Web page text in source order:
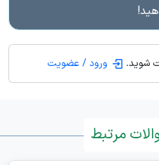
شوید. ورود / عضویت
مرتبط